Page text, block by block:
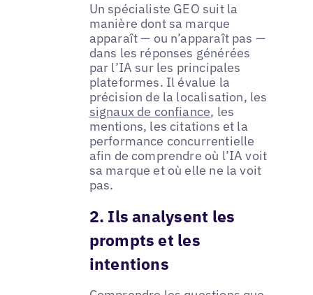
Un spécialiste GEO suit la
manière dont sa marque
apparaît — ou n’apparaît pas —
dans les réponses générées
par l’IA sur les principales
plateformes. Il évalue la
précision de la localisation, les
signaux de confiance, les
mentions, les citations et la
performance concurrentielle
afin de comprendre où l’IA voit
sa marque et où elle ne la voit
pas.
2. Ils analysent les
prompts et les
intentions